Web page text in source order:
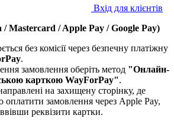
Вхід для клієнтів
Mastercard / Apple Pay / Google Pay)
без комісії через безпечну платіжну
.
замовлення оберіть метод "Онлайн-
карткою WayForPay".
на захищену сторінку, де
оплатити замовлення через Apple Pay,
реквізити картки.